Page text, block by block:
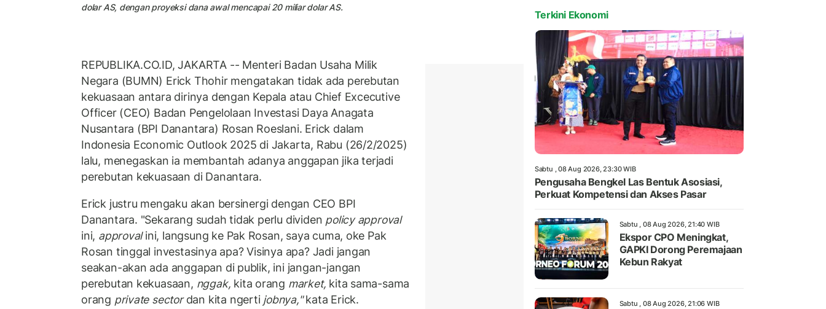
dolar AS, dengan proyeksi dana awal mencapai 20 miliar dolar AS.
REPUBLIKA.CO.ID, JAKARTA -- Menteri Badan Usaha Milik
Negara (BUMN) Erick Thohir mengatakan tidak ada perebutan
kekuasaan antara dirinya dengan Kepala atau Chief Excecutive
Officer (CEO) Badan Pengelolaan Investasi Daya Anagata
Nusantara (BPI Danantara) Rosan Roeslani. Erick dalam
Indonesia Economic Outlook 2025 di Jakarta, Rabu (26/2/2025)
lalu, menegaskan ia membantah adanya anggapan jika terjadi
perebutan kekuasaan di Danantara.
Erick justru mengaku akan bersinergi dengan CEO BPI
Danantara. "Sekarang sudah tidak perlu dividen policy approval
ini, approvalini, langsung ke Pak Rosan, saya cuma, oke Pak
Rosan tinggal investasinya apa? Visinya apa? Jadi jangan
seakan-akan ada anggapan di publik, ini jangan-jangan
perebutan kekuasaan, nggak, kita orang market, kita sama-sama
orang private sectordan kita ngerti jobnya,"kata Erick.
Terkini Ekonomi
Sabtu , 08 Aug 2026, 23:30 WIB
Pengusaha Bengkel Las Bentuk Asosiasi,
Perkuat Kompetensi dan Akses Pasar
Sabtu , 08 Aug 2026, 21:40 WIB
Ekspor CPO Meningkat,
GAPKI Dorong Peremajaan
Kebun Rakyat
Sabtu , 08 Aug 2026, 21:06 WIB